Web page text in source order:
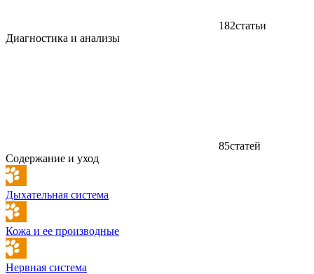
182статьи
Диагностика и анализы
85статей
Содержание и уход
Дыхательная система
Кожа и ее производные
Нервная система